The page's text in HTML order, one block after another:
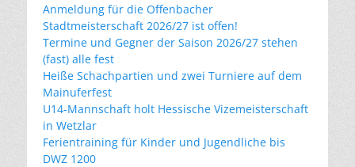
Anmeldung für die Offenbacher
Stadtmeisterschaft 2026/27 ist offen!
Termine und Gegner der Saison 2026/27 stehen
(fast) alle fest
Heiße Schachpartien und zwei Turniere auf dem
Mainuferfest
U14-Mannschaft holt Hessische Vizemeisterschaft
in Wetzlar
Ferientraining für Kinder und Jugendliche bis
DWZ 1200